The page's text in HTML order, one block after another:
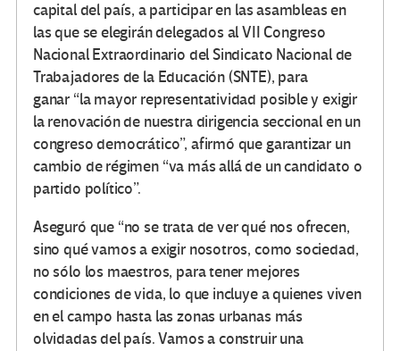
capital del país, a participar en las asambleas en
las que se elegirán delegados al VII Congreso
Nacional Extraordinario del Sindicato Nacional de
Trabajadores de la Educación (SNTE), para
ganar la mayor representatividad posible y exigir
la renovación de nuestra dirigencia seccional en un
congreso democrático , afirmó que garantizar un
cambio de régimen va más allá de un candidato o
partido político .
Aseguró que no se trata de ver qué nos ofrecen,
sino qué vamos a exigir nosotros, como sociedad,
no sólo los maestros, para tener mejores
condiciones de vida, lo que incluye a quienes viven
en el campo hasta las zonas urbanas más
olvidadas del país. Vamos a construir una